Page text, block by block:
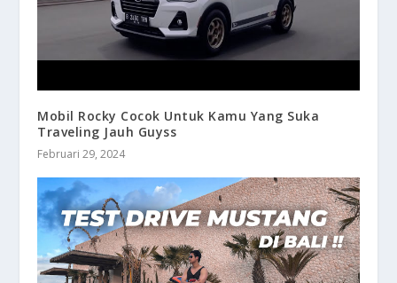
Mobil Rocky Cocok Untuk Kamu Yang Suka
Traveling Jauh Guyss
Februari 29, 2024